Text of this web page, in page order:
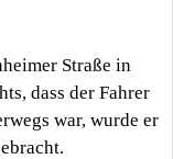
Straße in
dass der Fahrer
war, wurde er